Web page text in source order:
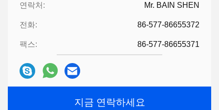
연락처: Mr. BAIN SHEN
전화: 86-577-86655372
팩스: 86-577-86655371
지금 연락하세요